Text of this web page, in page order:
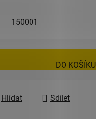
150001
DO KOŠÍKU
Hlídat Sdílet